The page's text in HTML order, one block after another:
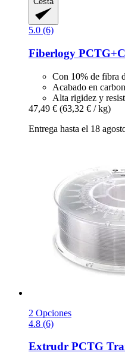
5.0 (6)
Fiberlogy
Con 10% de fibra
Acabado en
Alta rigidez y
47,49 € (63,32 € / kg)
Entrega hasta el 18
2 Opciones
4.8 (6)
Extrudr PCTG